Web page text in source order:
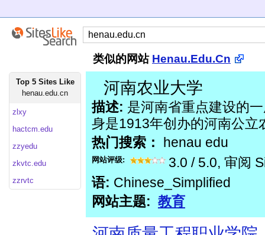
类似的网站 Henau.Edu.Cn
Top 5 Sites Like
henau.edu.cn
zlxy
hactcm.edu
zzyedu
zkvtc.edu
zzrvtc
河南农业大学
描述: 是河南省重点建设的
身是1913年创办的河南公立
热门搜索：
henau edu
网站评级: 3.0 / 5.0, 审阅
语: Chinese_Simplified
网站主题: 教育